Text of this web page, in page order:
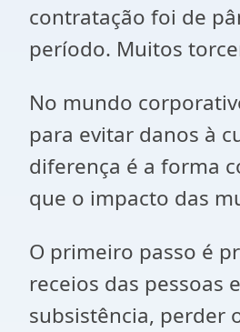
contratação foi de
período. Muitos
No mundo
para evitar danos à
diferença é a forma
que o impacto das
O primeiro passo é
receios das pessoas
subsistência, perder